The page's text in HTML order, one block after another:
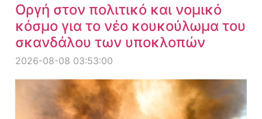
Οργή στον πολιτικό και νομικό
κόσμο για το νέο κουκούλωμα του
σκανδάλου των υποκλοπών
2026-08-08 03:53:00